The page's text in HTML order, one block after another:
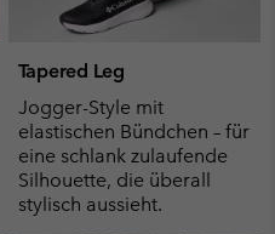
Tapered Leg
Jogger-Style mit
elastischen Bündchen – für
eine schlank zulaufende
Silhouette, die überall
stylisch aussieht.